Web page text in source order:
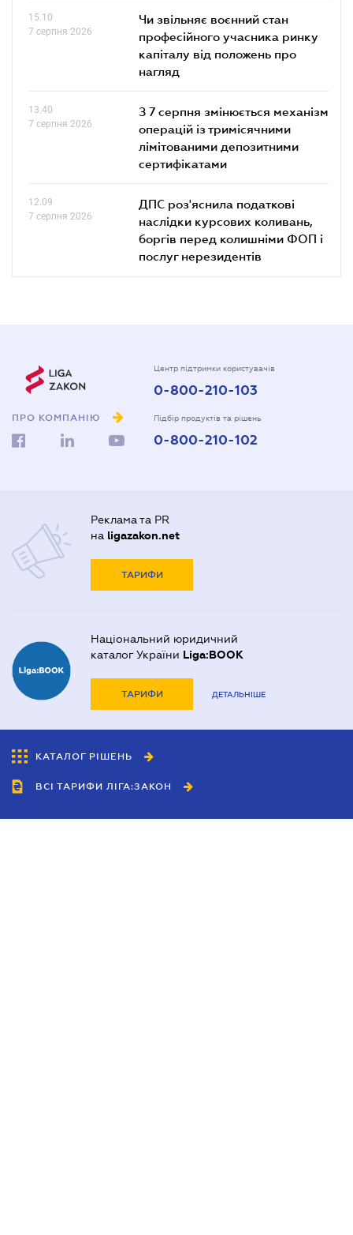
15.10
7 серпня 2026
Чи звільняє воєнний стан
професійного учасника ринку
капіталу від положень про
нагляд
13.40
7 серпня 2026
З 7 серпня змінюється механізм
операцій із тримісячними
лімітованими депозитними
сертифікатами
12.09
7 серпня 2026
ДПС роз'яснила податкові
наслідки курсових коливань,
боргів перед колишніми ФОП і
послуг нерезидентів
ПРО КОМПАНІЮ
Центр підтримки користувачів
0-800-210-103
Підбір продуктів та рішень
0-800-210-102
Реклама та PR
на ligazakon.net
ТАРИФИ
Національний юридичний
каталог України Liga:BOOK
ТАРИФИ ДЕТАЛЬНІШЕ
КАТАЛОГ РІШЕНЬ
ВСІ ТАРИФИ ЛІГА:ЗАКОН